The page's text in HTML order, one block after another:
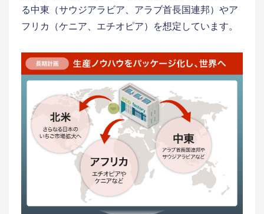
る中東（サウジアラビア、アラブ首長国連邦）やア
フリカ（ケニア、エチオピア）を想定しています。